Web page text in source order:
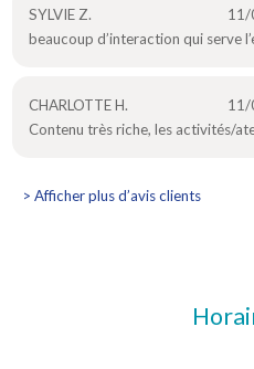
SYLVIE Z. 11/
beaucoup d’interaction qui serve
CHARLOTTE H. 11/
Contenu très riche, les activités/
> Afficher plus d’avis clients